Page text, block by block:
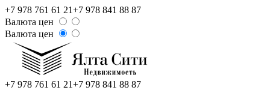
+7 978 761 61 21+7 978 841 88 87
Валюта цен
Валюта цен
+7 978 761 61 21+7 978 841 88 87